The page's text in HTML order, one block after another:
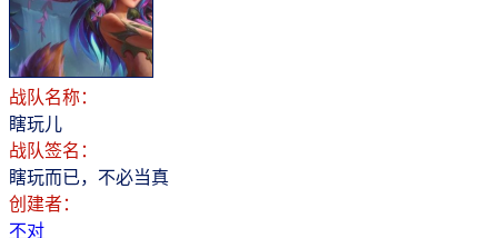
登录 注册
战队名称：
瞎玩儿
战队签名：
瞎玩而已，不必当真
创建者：
不对